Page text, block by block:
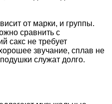
от марки, и группы.
сравнить с
сакс не требует
звучание, сплав не
служат долго.